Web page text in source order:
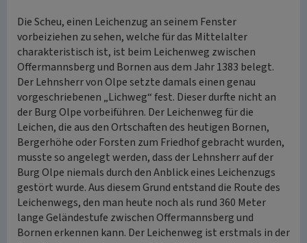
Die Scheu, einen Leichenzug an seinem Fenster
vorbeiziehen zu sehen, welche für das Mittelalter
charakteristisch ist, ist beim Leichenweg zwischen
Offermannsberg und Bornen aus dem Jahr 1383 belegt.
Der Lehnsherr von Olpe setzte damals einen genau
vorgeschriebenen „Lichweg“ fest. Dieser durfte nicht an
der Burg Olpe vorbeiführen. Der Leichenweg für die
Leichen, die aus den Ortschaften des heutigen Bornen,
Bergerhöhe oder Forsten zum Friedhof gebracht wurden,
musste so angelegt werden, dass der Lehnsherr auf der
Burg Olpe niemals durch den Anblick eines Leichenzugs
gestört wurde. Aus diesem Grund entstand die Route des
Leichenwegs, den man heute noch als rund 360 Meter
lange Geländestufe zwischen Offermannsberg und
Bornen erkennen kann. Der Leichenweg ist erstmals in der